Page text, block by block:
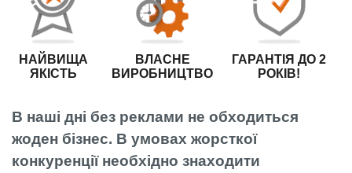
НАЙВИЩА
ЯКІСТЬ
ВЛАСНЕ
ВИРОБНИЦТВО
ГАРАНТІЯ ДО 2
РОКІВ!
В наші дні без реклами не обходиться
жоден бізнес. В умовах жорсткої
конкуренції необхідно знаходити